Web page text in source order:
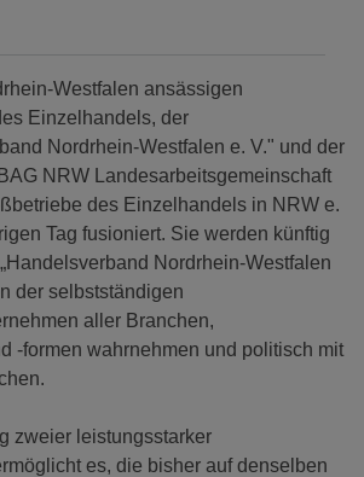
Westfalen ansässigen
Einzelhandels, der
Nordrhein-Westfalen e. V." und der
NRW Landesarbeitsgemeinschaft
des Einzelhandels in NRW e.
Tag fusioniert. Sie werden künftig
Nordrhein-Westfalen
der selbstständigen
aller Branchen,
-formen wahrnehmen und politisch mit
zweier leistungsstarker
es, die bisher auf denselben